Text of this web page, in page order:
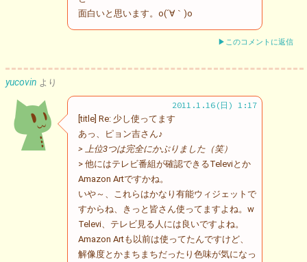
面白いと思います。o(´∀｀)o
▶このコメントに返信
yucovin より
2011.1.16(日) 1:17
[title] Re: 少し使ってます
あっ、ピョン吉さん♪
> 上位3つは完全にかぶりました（笑）
> 他にはテレビ番組が確認できるTeleviとか
Amazon Artですかね。
いや～、これらはかなり有能ウィジェットで
すからね、きっと皆さん使ってますよね。w
Televi、テレビ見る人には良いですよね。
Amazon Artも以前は使ってたんですけど、
解像度とかまちまちだったり色味が気になっ